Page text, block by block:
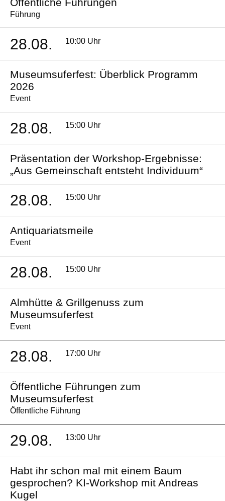
Führung
28.08. 10:00 Uhr
Museumsuferfest: Überblick Programm
2026
Event
28.08. 15:00 Uhr
Präsentation der Workshop-Ergebnisse:
„Aus Gemeinschaft entsteht Individuum“
28.08. 15:00 Uhr
Antiquariatsmeile
Event
28.08. 15:00 Uhr
Almhütte & Grillgenuss zum
Museumsuferfest
Event
28.08. 17:00 Uhr
Öffentliche Führungen zum
Museumsuferfest
Öffentliche Führung
29.08. 13:00 Uhr
Habt ihr schon mal mit einem Baum
gesprochen? KI-Workshop mit Andreas
Kugel